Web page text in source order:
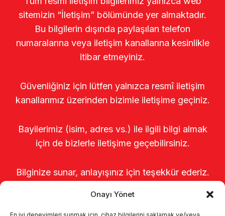
Onayı Yönet
sitemizin “İletişim” bölümünde yer almaktadır.
Bu bilgilerin dışında paylaşılan telefon
numaralarına veya iletişim kanallarına kesinlikle
itibar etmeyiniz.
Güvenliğiniz için lütfen yalnızca resmî iletişim
kanallarımız üzerinden bizimle iletişime geçiniz.
Bayilerimiz (isim, adres vs.) ile ilgili bilgi almak
için de bizlerle iletişime geçebilirsiniz.
Bilginize sunar, anlayışınız için teşekkür ederiz.